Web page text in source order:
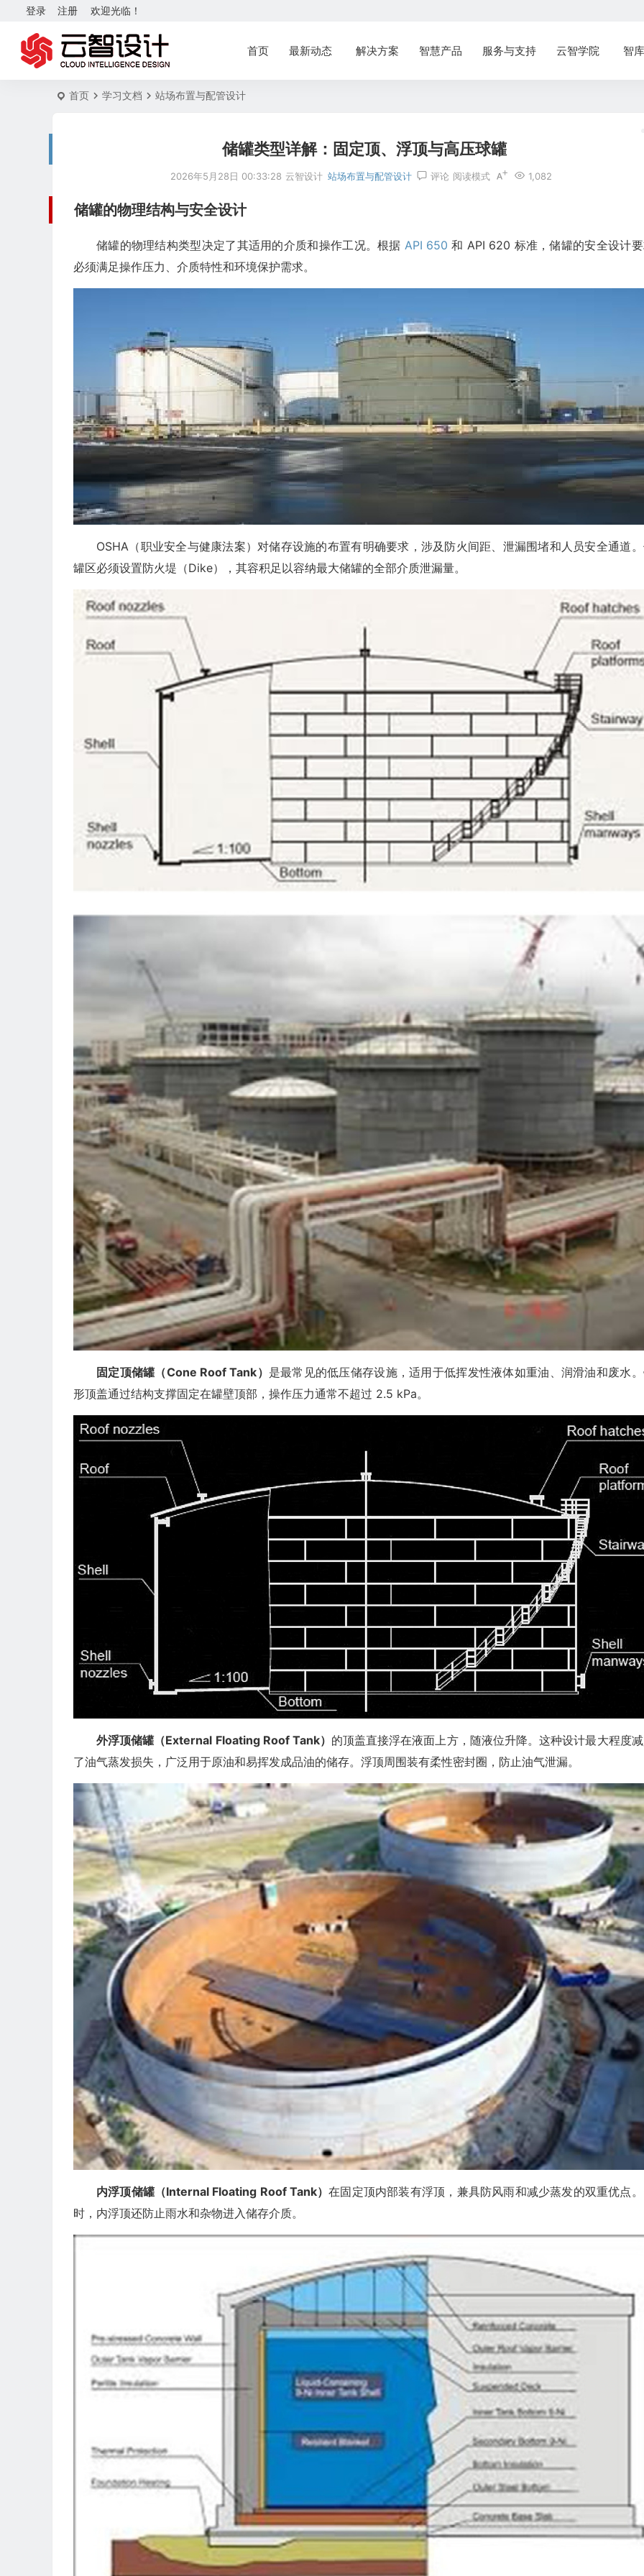
欢迎光临！
登录 注册
首页 最新动态 解决方案 智慧产品 服务与支持 云智学院 智
首页 学习文档 站场布置与配管设计
储罐类型详解：固定顶、浮顶与高压球罐
2026年5月28日 00:33:28 云智设计 站场布置与配管设计 评论 1,082
阅读模式
储罐的物理结构与安全设计
储罐的物理结构类型决定了其适用的介质和操作工况。根据API 650 和 API 620 标准，储罐的安全设计
必须满足操作压力、介质特性和环境保护需求。
OSHA（职业安全与健康法案）对储存设施的布置有明确要求，涉及防火间距、泄漏围堵和人员安全通道
罐区必须设置防火堤（Dike），其容积足以容纳最大储罐的全部介质泄漏量。
固定顶储罐（Cone Roof Tank） 是最常见的低压储存设施，适用于低挥发性液体如重油、润滑油和废水
形顶盖通过结构支撑固定在罐壁顶部，操作压力通常不超过 2.5 kPa。
外浮顶储罐（External Floating Roof Tank） 的顶盖直接浮在液面上方，随液位升降。这种设计最大程度
了油气蒸发损失，广泛用于原油和易挥发成品油的储存。浮顶周围装有柔性密封圈，防止油气泄漏。
内浮顶储罐（Internal Floating Roof Tank）在固定顶内部装有浮顶，兼具防风雨和减少蒸发的双重优点
时，内浮顶还防止雨水和杂物进入储存介质。